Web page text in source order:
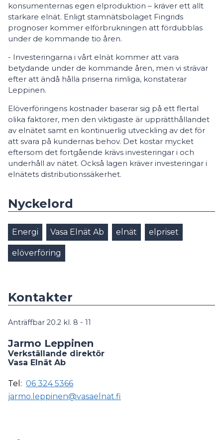
konsumenternas egen elproduktion – kräver ett allt
starkare elnät. Enligt stamnätsbolaget Fingrids
prognoser kommer elförbrukningen att fördubblas
under de kommande tio åren.
- Investeringarna i vårt elnät kommer att vara
betydande under de kommande åren, men vi strävar
efter att ändå hålla priserna rimliga, konstaterar
Leppinen.
Elöverföringens kostnader baserar sig på ett flertal
olika faktorer, men den viktigaste är upprätthållandet
av elnätet samt en kontinuerlig utveckling av det för
att svara på kundernas behov. Det kostar mycket
eftersom det fortgående krävs investeringar i och
underhåll av nätet. Också lagen kräver investeringar i
elnätets distributionssäkerhet.
Nyckelord
Energi Vasa Elnät Ab elnät elpriset
elöverföring
Kontakter
Anträffbar 20.2 kl. 8 - 11
Jarmo Leppinen
Verkställande direktör
Vasa Elnät Ab
Tel: 06 324 5366
jarmo.leppinen@vasaelnat.fi